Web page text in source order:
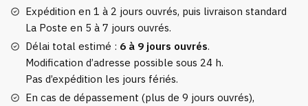
Pâquerettes
Expédition en 1 à 2 jours ouvrés, puis livraison standard
La Poste en 5 à 7 jours ouvrés.
Délai total estimé : 6 à 9 jours ouvrés.
Modification d’adresse possible sous 24 h.
Pas d’expédition les jours fériés.
En cas de dépassement (plus de 9 jours ouvrés),